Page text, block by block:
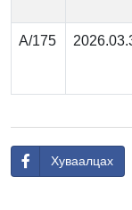
А/175
Хуваалцах